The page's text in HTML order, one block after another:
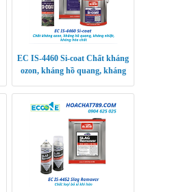
EC IS-4460 Si-coat Chất kháng
ozon, kháng hồ quang, kháng